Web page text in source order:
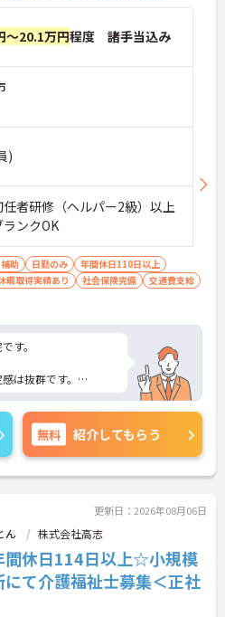
～20.1万円程度 諸手当込み
)
者研修（ヘルパー2級）以上
ンクOK
助 日勤のみ
年間休日110日以上
暇取得実績あり 社会保険完備
交通費支給
す。
は抜群です。
安心してご就業いた
イントなど、さらに
気軽にご相談くださ
無料 紹介してもらう
更新日：2026年08月06日
ん 株式会社高志
間休日114日以上☆小規模
て介護福祉士募集＜正社